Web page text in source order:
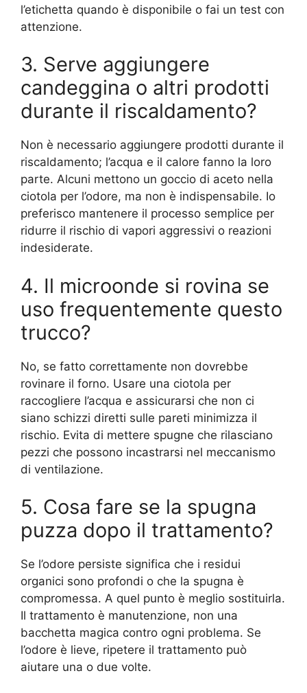
l’etichetta quando è disponibile o fai un test con
attenzione.
3. Serve aggiungere
candeggina o altri prodotti
durante il riscaldamento?
Non è necessario aggiungere prodotti durante il
riscaldamento; l’acqua e il calore fanno la loro
parte. Alcuni mettono un goccio di aceto nella
ciotola per l’odore, ma non è indispensabile. Io
preferisco mantenere il processo semplice per
ridurre il rischio di vapori aggressivi o reazioni
indesiderate.
4. Il microonde si rovina se
uso frequentemente questo
trucco?
No, se fatto correttamente non dovrebbe
rovinare il forno. Usare una ciotola per
raccogliere l’acqua e assicurarsi che non ci
siano schizzi diretti sulle pareti minimizza il
rischio. Evita di mettere spugne che rilasciano
pezzi che possono incastrarsi nel meccanismo
di ventilazione.
5. Cosa fare se la spugna
puzza dopo il trattamento?
Se l’odore persiste significa che i residui
organici sono profondi o che la spugna è
compromessa. A quel punto è meglio sostituirla.
Il trattamento è manutenzione, non una
bacchetta magica contro ogni problema. Se
l’odore è lieve, ripetere il trattamento può
aiutare una o due volte.